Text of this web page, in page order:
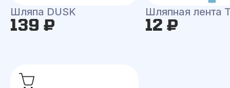
Шляпа DUSK
139 ₽
Шляпная лента
12 ₽